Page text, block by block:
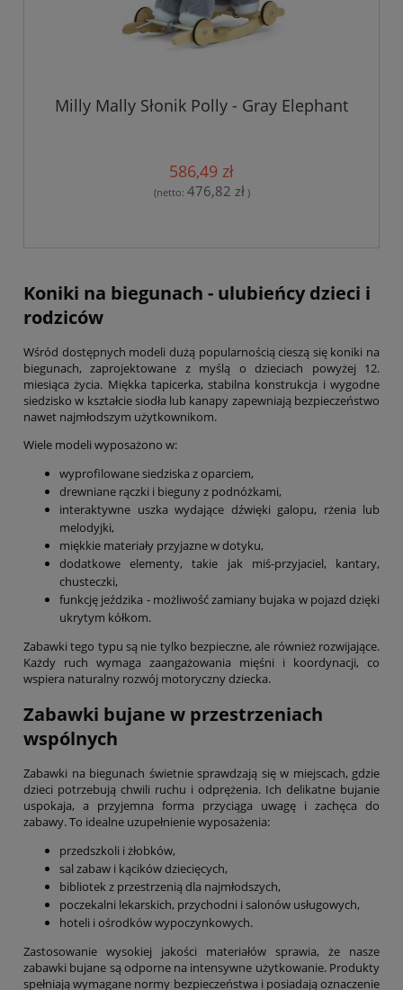
Milly Mally Słonik Polly - Gray Elephant
586,49 zł
(netto: 476,82 zł)
Koniki na biegunach - ulubieńcy dzieci i
rodziców
Wśród dostępnych modeli dużą popularnością cieszą się koniki na
biegunach, zaprojektowane z myślą o dzieciach powyżej 12.
miesiąca życia. Miękka tapicerka, stabilna konstrukcja i wygodne
siedzisko w kształcie siodła lub kanapy zapewniają bezpieczeństwo
nawet najmłodszym użytkownikom.
Wiele modeli wyposażono w:
wyprofilowane siedziska z oparciem,
drewniane rączki i bieguny z podnóżkami,
interaktywne uszka wydające dźwięki galopu, rżenia lub
melodyjki,
miękkie materiały przyjazne w dotyku,
dodatkowe elementy, takie jak miś-przyjaciel, kantary,
chusteczki,
funkcję jeździka - możliwość zamiany bujaka w pojazd dzięki
ukrytym kółkom.
Zabawki tego typu są nie tylko bezpieczne, ale również rozwijające.
Każdy ruch wymaga zaangażowania mięśni i koordynacji, co
wspiera naturalny rozwój motoryczny dziecka.
Zabawki bujane w przestrzeniach
wspólnych
Zabawki na biegunach świetnie sprawdzają się w miejscach, gdzie
dzieci potrzebują chwili ruchu i odprężenia. Ich delikatne bujanie
uspokaja, a przyjemna forma przyciąga uwagę i zachęca do
zabawy. To idealne uzupełnienie wyposażenia:
przedszkoli i żłobków,
sal zabaw i kącików dziecięcych,
bibliotek z przestrzenią dla najmłodszych,
poczekalni lekarskich, przychodni i salonów usługowych,
hoteli i ośrodków wypoczynkowych.
Zastosowanie wysokiej jakości materiałów sprawia, że nasze
zabawki bujane są odporne na intensywne użytkowanie. Produkty
spełniają wymagane normy bezpieczeństwa i posiadają oznaczenie